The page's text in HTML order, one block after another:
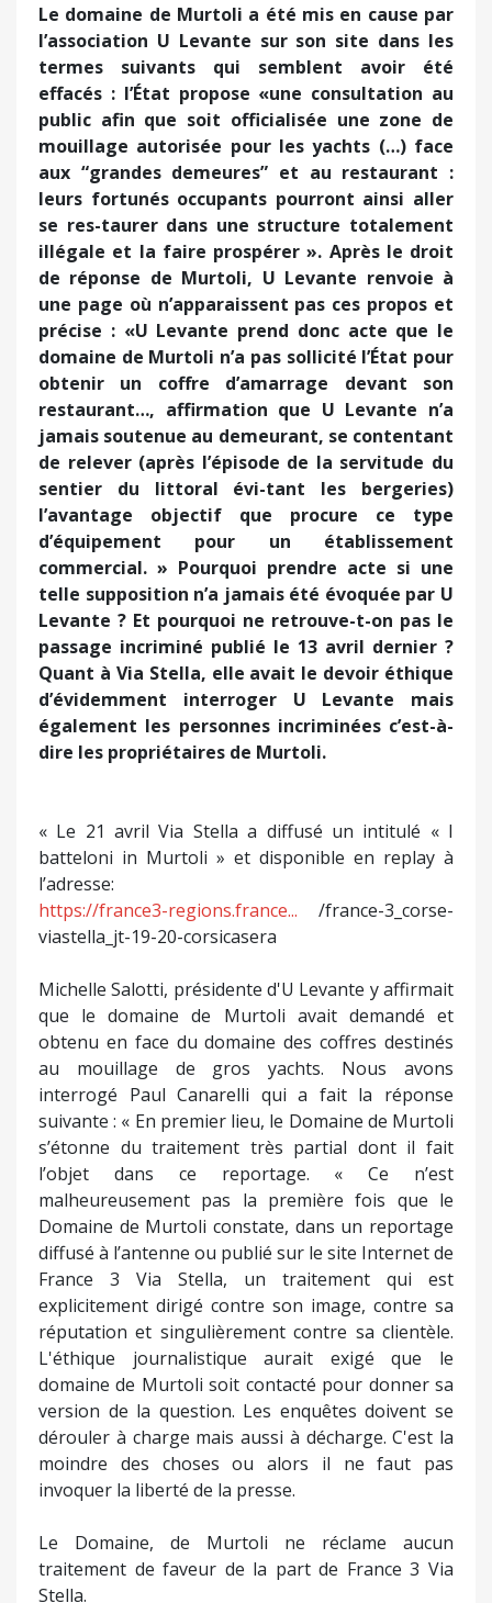
Le domaine de Murtoli a été mis en cause par
l’association U Levante sur son site dans les
termes suivants qui semblent avoir été
effacés : l’État propose «une consultation au
public afin que soit officialisée une zone de
mouillage autorisée pour les yachts (…) face
aux “grandes demeures” et au restaurant :
leurs fortunés occupants pourront ainsi aller
se res-taurer dans une structure totalement
illégale et la faire prospérer ». Après le droit
de réponse de Murtoli, U Levante renvoie à
une page où n’apparaissent pas ces propos et
précise : «U Levante prend donc acte que le
domaine de Murtoli n’a pas sollicité l’État pour
obtenir un coffre d’amarrage devant son
restaurant…, affirmation que U Levante n’a
jamais soutenue au demeurant, se contentant
de relever (après l’épisode de la servitude du
sentier du littoral évi-tant les bergeries)
l’avantage objectif que procure ce type
d’équipement pour un établissement
commercial. » Pourquoi prendre acte si une
telle supposition n’a jamais été évoquée par U
Levante ? Et pourquoi ne retrouve-t-on pas le
passage incriminé publié le 13 avril dernier ?
Quant à Via Stella, elle avait le devoir éthique
d’évidemment interroger U Levante mais
également les personnes incriminées c’est-à-
dire les propriétaires de Murtoli.
« Le 21 avril Via Stella a diffusé un intitulé « I
batteloni in Murtoli » et disponible en replay à
l’adresse:
https://france3-regions.france... /france-3_corse-
viastella_jt-19-20-corsicasera
Michelle Salotti, présidente d'U Levante y affirmait
que le domaine de Murtoli avait demandé et
obtenu en face du domaine des coffres destinés
au mouillage de gros yachts. Nous avons
interrogé Paul Canarelli qui a fait la réponse
suivante : « En premier lieu, le Domaine de Murtoli
s’étonne du traitement très partial dont il fait
l’objet dans ce reportage. « Ce n’est
malheureusement pas la première fois que le
Domaine de Murtoli constate, dans un reportage
diffusé à l’antenne ou publié sur le site Internet de
France 3 Via Stella, un traitement qui est
explicitement dirigé contre son image, contre sa
réputation et singulièrement contre sa clientèle.
L'éthique journalistique aurait exigé que le
domaine de Murtoli soit contacté pour donner sa
version de la question. Les enquêtes doivent se
dérouler à charge mais aussi à décharge. C'est la
moindre des choses ou alors il ne faut pas
invoquer la liberté de la presse.
Le Domaine, de Murtoli ne réclame aucun
traitement de faveur de la part de France 3 Via
Stella.